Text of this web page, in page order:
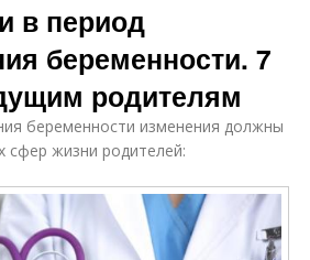
в период
беременности. 7
родителям
беременности изменения должны
сфер жизни родителей: